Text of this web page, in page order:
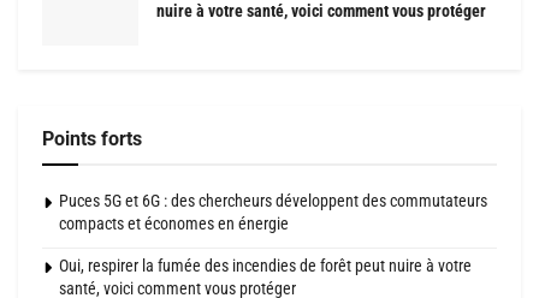
nuire à votre santé, voici comment vous protéger
Points forts
Puces 5G et 6G : des chercheurs développent des commutateurs
compacts et économes en énergie
Oui, respirer la fumée des incendies de forêt peut nuire à votre
santé, voici comment vous protéger